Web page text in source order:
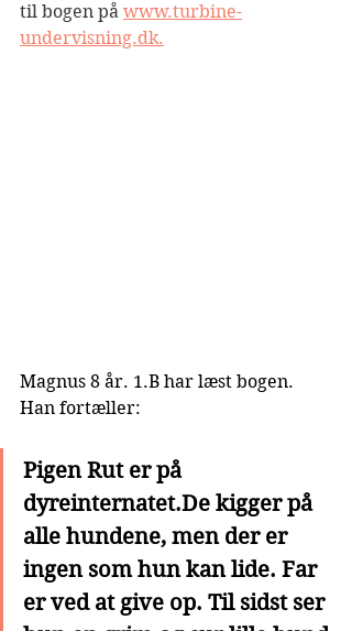
til bogen på www.turbine-
undervisning.dk.
Magnus 8 år. 1.B har læst bogen.
Han fortæller:
Pigen Rut er på
dyreinternatet.De kigger på
alle hundene, men der er
ingen som hun kan lide. Far
er ved at give op. Til sidst ser